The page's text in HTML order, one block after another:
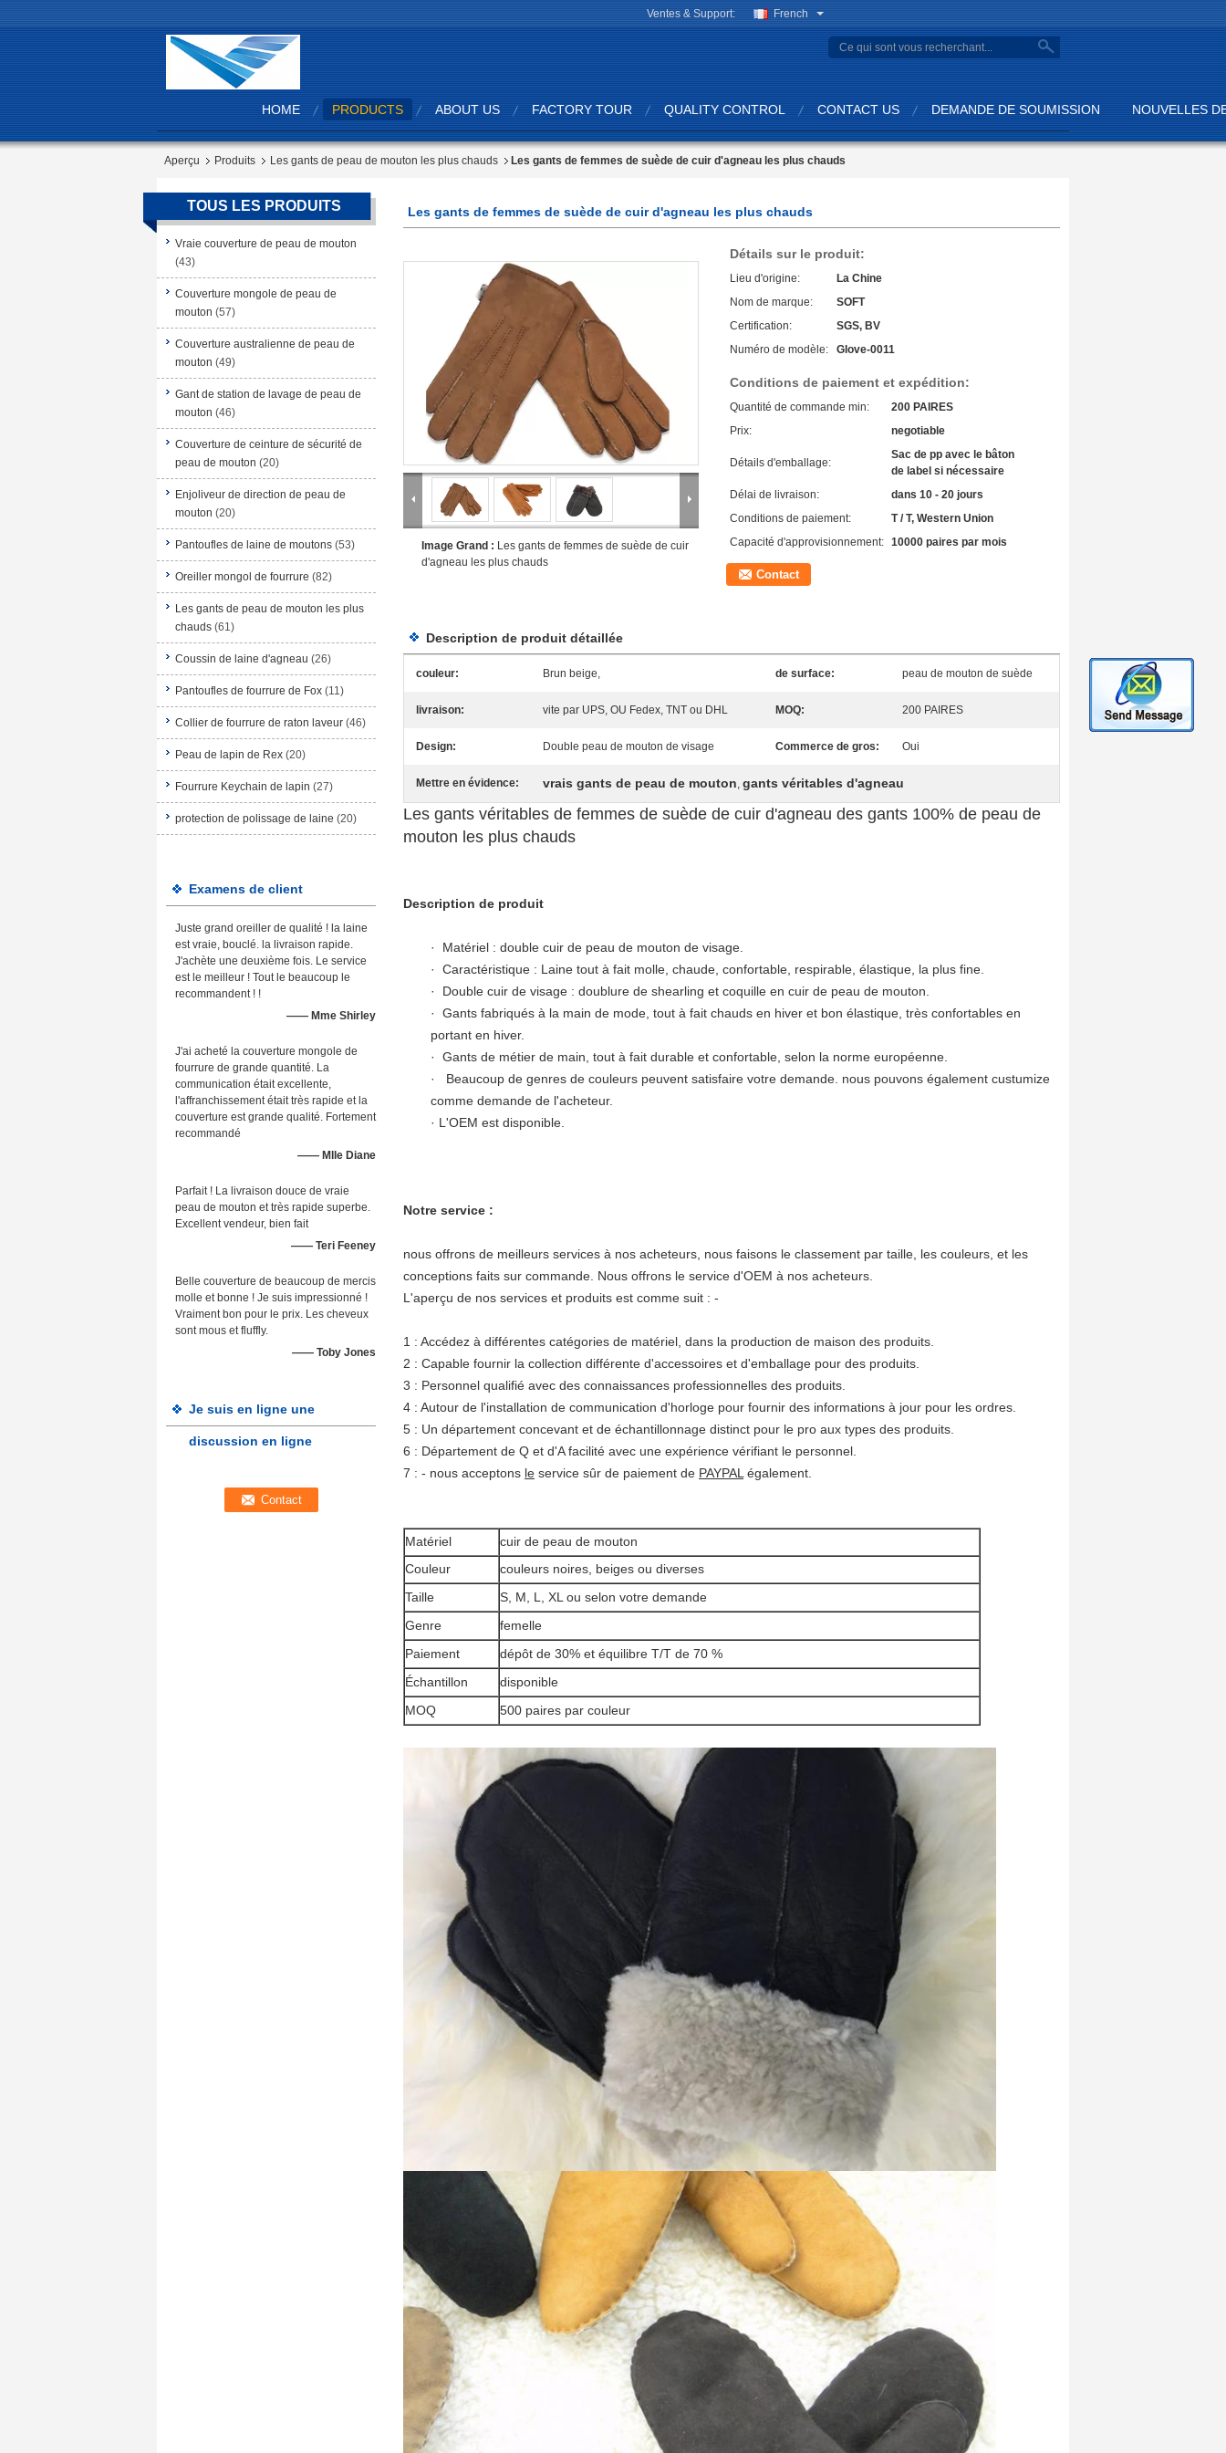
Ventes & Support: French
search
HOME PRODUCTS ABOUT US FACTORY TOUR QUALITY CONTROL CONTACT US DEMANDE DE SOUMISSION NOUVELLES
Aperçu Produits Les gants de peau de mouton les plus chauds Les gants de femmes de suède de cuir d'agneau les plus chauds
TOUS LES PRODUITS
Vraie couverture de peau de mouton
(43)
Couverture mongole de peau de
mouton (57)
Couverture australienne de peau de
mouton (49)
Gant de station de lavage de peau de
mouton (46)
Couverture de ceinture de sécurité de
peau de mouton (20)
Enjoliveur de direction de peau de
mouton (20)
Pantoufles de laine de moutons (53)
Oreiller mongol de fourrure (82)
Les gants de peau de mouton les plus
chauds (61)
Coussin de laine d'agneau (26)
Pantoufles de fourrure de Fox (11)
Collier de fourrure de raton laveur (46)
Peau de lapin de Rex (20)
Fourrure Keychain de lapin (27)
protection de polissage de laine (20)
Examens de client
Juste grand oreiller de qualité ! la laine
est vraie, bouclé. la livraison rapide.
J'achète une deuxième fois. Le service
est le meilleur ! Tout le beaucoup le
recommandent ! !
—— Mme Shirley
J'ai acheté la couverture mongole de
fourrure de grande quantité. La
communication était excellente,
l'affranchissement était très rapide et la
couverture est grande qualité. Fortement
recommandé
—— Mlle Diane
Parfait ! La livraison douce de vraie
peau de mouton et très rapide superbe.
Excellent vendeur, bien fait
—— Teri Feeney
Belle couverture de beaucoup de mercis
molle et bonne ! Je suis impressionné !
Vraiment bon pour le prix. Les cheveux
sont mous et fluffly.
—— Toby Jones
Je suis en ligne une
discussion en ligne
Les gants de femmes de suède de cuir d'agneau les plus chauds
Image Grand : Les gants de femmes de suède de cuir
d'agneau les plus chauds
Détails sur le produit:
Lieu d'origine:
La Chine
Nom de marque:
SOFT
Certification:
SGS, BV
Numéro de modèle:
Glove-0011
Conditions de paiement et expédition:
Quantité de commande min:
200 PAIRES
Prix:
negotiable
Détails d'emballage:
Sac de pp avec le bâton
de label si nécessaire
Délai de livraison:
dans 10 - 20 jours
Conditions de paiement:
T / T, Western Union
Capacité d'approvisionnement: 10000 paires par mois
Contact
Description de produit détaillée
couleur: Brun beige, de surface: peau de mouton de suède
livraison: vite par UPS, OU Fedex, TNT ou DHL MOQ: 200 PAIRES
Design: Double peau de mouton de visage Commerce de gros: Oui
Mettre en évidence: vrais gants de peau de mouton, gants véritables d'agneau
Les gants véritables de femmes de suède de cuir d'agneau des gants 100% de peau de
mouton les plus chauds
Description de produit
· Matériel : double cuir de peau de mouton de visage.
· Caractéristique : Laine tout à fait molle, chaude, confortable, respirable, élastique, la plus fine.
· Double cuir de visage : doublure de shearling et coquille en cuir de peau de mouton.
· Gants fabriqués à la main de mode, tout à fait chauds en hiver et bon élastique, très confortables en
portant en hiver.
· Gants de métier de main, tout à fait durable et confortable, selon la norme européenne.
· Beaucoup de genres de couleurs peuvent satisfaire votre demande. nous pouvons également custumize
comme demande de l'acheteur.
· L'OEM est disponible.
Notre service :
nous offrons de meilleurs services à nos acheteurs, nous faisons le classement par taille, les couleurs, et les
conceptions faits sur commande. Nous offrons le service d'OEM à nos acheteurs.
L'aperçu de nos services et produits est comme suit : -
1 : Accédez à différentes catégories de matériel, dans la production de maison des produits.
2 : Capable fournir la collection différente d'accessoires et d'emballage pour des produits.
3 : Personnel qualifié avec des connaissances professionnelles des produits.
4 : Autour de l'installation de communication d'horloge pour fournir des informations à jour pour les ordres.
5 : Un département concevant et de échantillonnage distinct pour le pro aux types des produits.
6 : Département de Q et d'A facilité avec une expérience vérifiant le personnel.
7 : - nous acceptons le service sûr de paiement de PAYPAL également.
Matériel
cuir de peau de mouton
Couleur
couleurs noires, beiges ou diverses
Taille
S, M, L, XL ou selon votre demande
Genre
femelle
Paiement
dépôt de 30% et équilibre T/T de 70 %
Échantillon
disponible
MOQ
500 paires par couleur